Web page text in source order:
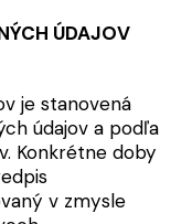
ÚDAJOV
je stanovená
údajov a podľa
Konkrétne doby
v zmysle